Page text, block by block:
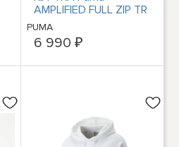
AMPLIFIED FULL ZIP TR
PUMA
6 990 ₽